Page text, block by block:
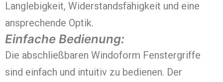
Langlebigkeit, Widerstandsfähigkeit und eine
ansprechende Optik.
Einfache Bedienung:
Die abschließbaren Windoform Fenstergriffe
sind einfach und intuitiv zu bedienen. Der